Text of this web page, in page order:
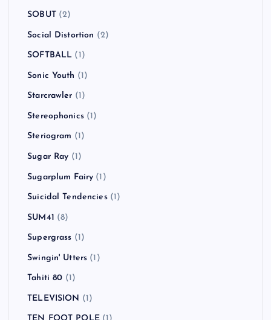
SOBUT(2)
Social Distortion (2)
SOFTBALL (1)
Sonic Youth (1)
Starcrawler (1)
Stereophonics(1)
Steriogram (1)
Sugar Ray (1)
Sugarplum Fairy (1)
Suicidal Tendencies(1)
SUM41 (8)
Supergrass (1)
Swingin' Utters (1)
Tahiti 80 (1)
TELEVISION (1)